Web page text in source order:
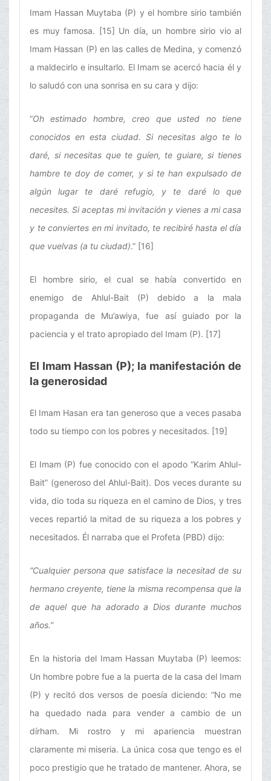
Imam Hassan Muytaba (P) y el hombre sirio también
es muy famosa. [15] Un día, un hombre sirio vio al
Imam Hassan (P) en las calles de Medina, y comenzó
a maldecirlo e insultarlo. El Imam se acercó hacia él y
lo saludó con una sonrisa en su cara y dijo:
“Oh estimado hombre, creo que usted no tiene
conocidos en esta ciudad. Si necesitas algo te lo
daré, si necesitas que te guíen, te guiare, si tienes
hambre te doy de comer, y si te han expulsado de
algún lugar te daré refugio, y te daré lo que
necesites. Si aceptas mi invitación y vienes a mi casa
y te conviertes en mi invitado, te recibiré hasta el día
que vuelvas (a tu ciudad).” [16]
El hombre sirio, el cual se había convertido en
enemigo de Ahlul-Bait (P) debido a la mala
propaganda de Mu’awiya, fue así guiado por la
paciencia y el trato apropiado del Imam (P). [17]
El Imam Hassan (P); la manifestación de
la generosidad
El Imam Hasan era tan generoso que a veces pasaba
todo su tiempo con los pobres y necesitados. [19]
El Imam (P) fue conocido con el apodo “Karim Ahlul-
Bait” (generoso del Ahlul-Bait). Dos veces durante su
vida, dio toda su riqueza en el camino de Dios, y tres
veces repartió la mitad de su riqueza a los pobres y
necesitados. Él narraba que el Profeta (PBD) dijo:
“Cualquier persona que satisface la necesitad de su
hermano creyente, tiene la misma recompensa que la
de aquel que ha adorado a Dios durante muchos
años.”
En la historia del Imam Hassan Muytaba (P) leemos:
Un hombre pobre fue a la puerta de la casa del Imam
(P) y recitó dos versos de poesía diciendo: “No me
ha quedado nada para vender a cambio de un
dírham. Mi rostro y mi apariencia muestran
claramente mi miseria. La única cosa que tengo es el
poco prestigio que he tratado de mantener. Ahora, se